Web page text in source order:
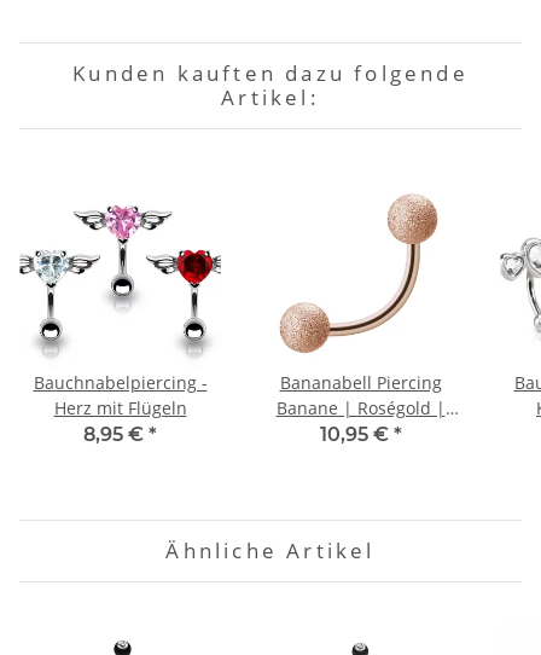
Kunden kauften dazu folgende
Artikel:
Bauchnabelpiercing -
Herz mit Flügeln
8,95 € *
Bananabell Piercing
Banane | Roségold |
matt - Diamant Optik
10,95 € *
Ähnliche Artikel